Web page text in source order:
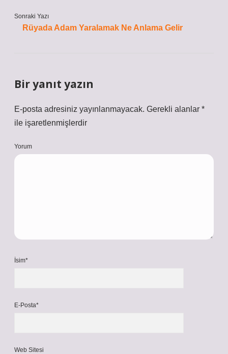
Sonraki Yazı
Rüyada Adam Yaralamak Ne Anlama Gelir
Bir yanıt yazın
E-posta adresiniz yayınlanmayacak. Gerekli alanlar *
ile işaretlenmişlerdir
Yorum
İsim*
E-Posta*
Web Sitesi